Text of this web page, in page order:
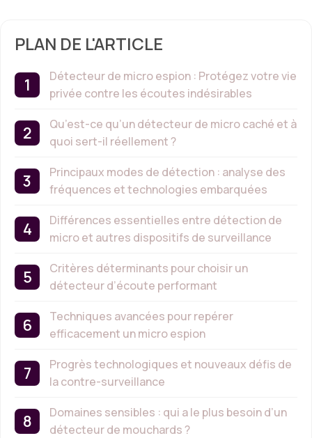
PLAN DE L'ARTICLE
Détecteur de micro espion : Protégez votre vie
privée contre les écoutes indésirables
Qu’est-ce qu’un détecteur de micro caché et à
quoi sert-il réellement ?
Principaux modes de détection : analyse des
fréquences et technologies embarquées
Différences essentielles entre détection de
micro et autres dispositifs de surveillance
Critères déterminants pour choisir un
détecteur d’écoute performant
Techniques avancées pour repérer
efficacement un micro espion
Progrès technologiques et nouveaux défis de
la contre-surveillance
Domaines sensibles : qui a le plus besoin d’un
détecteur de mouchards ?